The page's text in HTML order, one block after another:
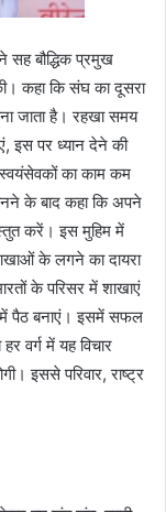
सह बौद्धिक प्रमुख
कहा कि संघ का दूसरा
जाता है। रहखा समय
इस पर ध्यान देने की
का काम कम
के बाद कहा कि अपने
करें। इस मुहिम में
के लगने का दायरा
के परिसर में शाखाएं
में पैठ बनाएं। इसमें सफल
वर्ग में यह विचार
इससे परिवार, राष्ट्र